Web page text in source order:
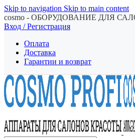
Skip to navigation Skip to main content
cosmo - ОБОРУДОВАНИЕ ДЛЯ
Вход / Регистрация
Оплата
Доставка
Гарантии и возврат